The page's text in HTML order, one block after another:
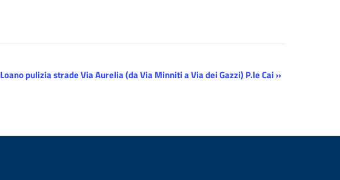
Loano pulizia strade Via Aurelia (da Via Minniti a Via dei Gazzi) P.le Cai»